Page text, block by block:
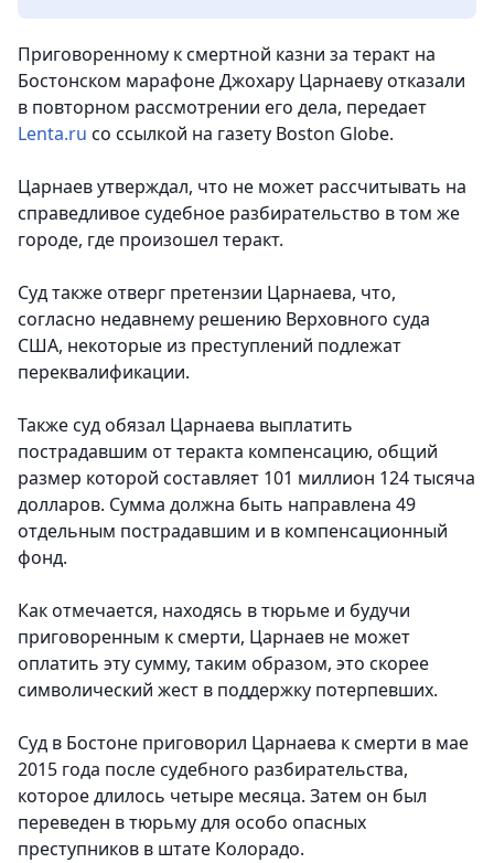
Приговоренному к смертной казни за теракт на
Бостонском марафоне Джохару Царнаеву отказали
в повторном рассмотрении его дела, передает
Lenta.ru со ссылкой на газету Boston Globe.
Царнаев утверждал, что не может рассчитывать на
справедливое судебное разбирательство в том же
городе, где произошел теракт.
Суд также отверг претензии Царнаева, что,
согласно недавнему решению Верховного суда
США, некоторые из преступлений подлежат
переквалификации.
Также суд обязал Царнаева выплатить
пострадавшим от теракта компенсацию, общий
размер которой составляет 101 миллион 124 тысяча
долларов. Сумма должна быть направлена 49
отдельным пострадавшим и в компенсационный
фонд.
Как отмечается, находясь в тюрьме и будучи
приговоренным к смерти, Царнаев не может
оплатить эту сумму, таким образом, это скорее
символический жест в поддержку потерпевших.
Суд в Бостоне приговорил Царнаева к смерти в мае
2015 года после судебного разбирательства,
которое длилось четыре месяца. Затем он был
переведен в тюрьму для особо опасных
преступников в штате Колорадо.